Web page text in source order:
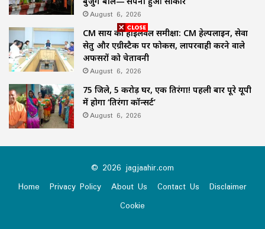
August 6, 2026
CM साय की हाईलेवल समीक्षा: CM हेल्पलाइन, सेवा
सेतु और एग्रीस्टैक पर फोकस, लापरवाही करने वाले
अफसरों को चेतावनी
August 6, 2026
75 जिले, 5 करोड़ घर, एक तिरंगा! पहली बार पूरे यूपी
में होगा ‘तिरंगा कॉन्सर्ट’
August 6, 2026
© 2026 jagjaahir.com
Home
Privacy Policy About Us Contact Us
Disclaimer
Cookie